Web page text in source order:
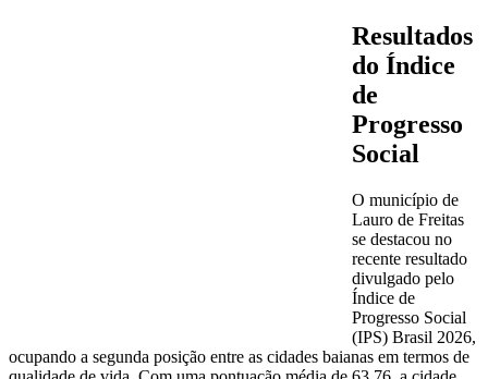
Resultados
do Índice
de
Progresso
Social
O município de
Lauro de Freitas
se destacou no
recente resultado
divulgado pelo
Índice de
Progresso Social
(IPS) Brasil 2026,
ocupando a segunda posição entre as cidades baianas em termos de